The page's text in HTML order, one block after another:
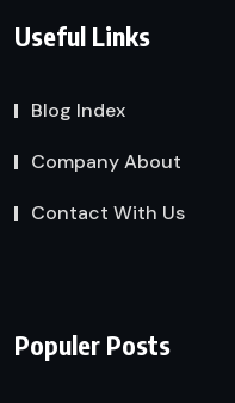
Useful Links
Blog Index
Company About
Contact With Us
Populer Posts